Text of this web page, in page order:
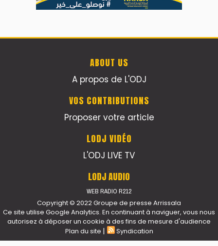
ABOUT US
A propos de L'ODJ
VOS CONTRIBUTIONS
Proposer votre article
LODJ VIDÉO
L'ODJ LIVE TV
LODJ AUDIO
WEB RADIO R212
Copyright © 2022 Groupe de presse Arrissala
Ce site utilise Google Analytics. En continuant à naviguer, vous nous
autorisez à déposer un cookie à des fins de mesure d'audience
Plan du site | Syndication